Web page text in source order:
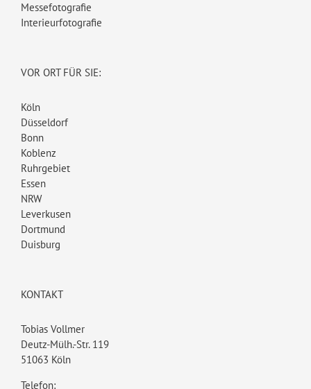
Messefotografie
Interieurfotografie
VOR ORT FÜR SIE:
Köln
Düsseldorf
Bonn
Koblenz
Ruhrgebiet
Essen
NRW
Leverkusen
Dortmund
Duisburg
KONTAKT
Tobias Vollmer
Deutz-Mülh.-Str. 119
51063 Köln
Telefon: